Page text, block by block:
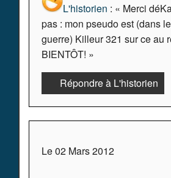
L'historien : « Merci
pas : mon pseudo est (dans
guerre) Killeur 321 sur ce au
BIENTÔT! »
Répondre à L'historien
Le 02 Mars 2012